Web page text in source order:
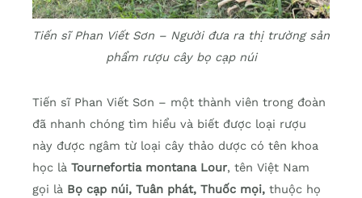
Tiến sĩ Phan Viết Sơn – Người đưa ra thị trường sản
phẩm rượu cây bọ cạp núi
Tiến sĩ Phan Viết Sơn – một thành viên trong đoàn
đã nhanh chóng tìm hiểu và biết được loại rượu
này được ngâm từ loại cây thảo dược có tên khoa
học là Tournefortia montana Lour, tên Việt Nam
gọi là Bọ cạp núi, Tuân phát, Thuốc mọi, thuộc họ